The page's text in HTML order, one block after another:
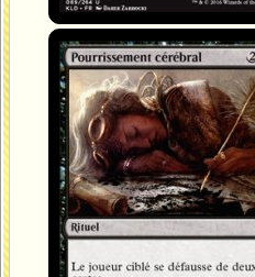
Pourrissement cérébral